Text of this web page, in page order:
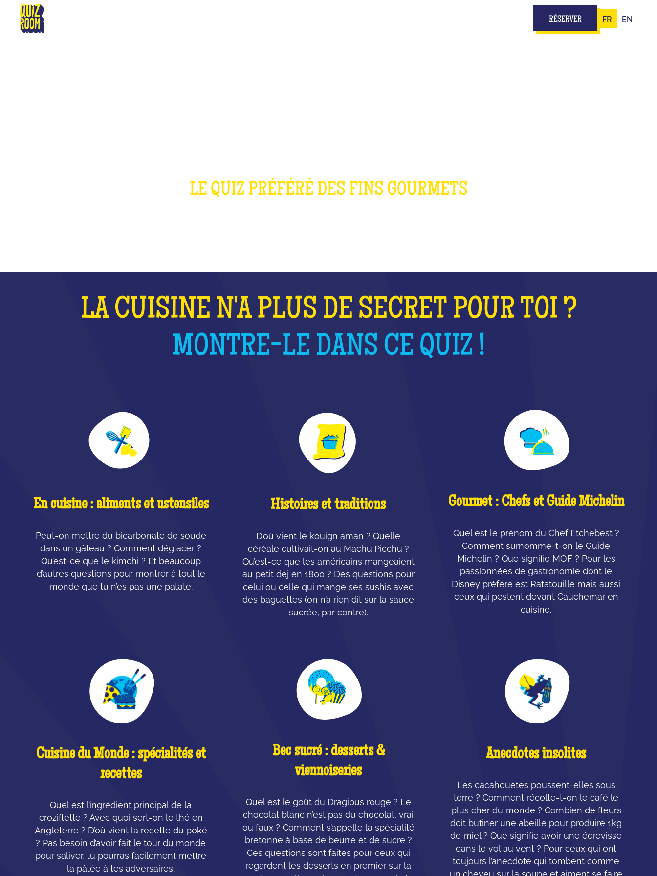
RÉSERVER FR EN
LE QUIZ PRÉFÉRÉ DES FINS GOURMETS
LA CUISINE N'A PLUS DE SECRET POUR TOI ?
MONTRE-LE DANS CE QUIZ !
En cuisine : aliments et ustensiles
Peut-on mettre du bicarbonate de soude
dans un gâteau ? Comment déglacer ?
Qu’est-ce que le kimchi ? Et beaucoup
d’autres questions pour montrer à tout le
monde que tu n’es pas une patate.
Histoires et traditions
D’où vient le kouign aman ? Quelle
céréale cultivait-on au Machu Picchu ?
Qu’est-ce que les américains mangeaient
au petit dej en 1800 ? Des questions pour
celui ou celle qui mange ses sushis avec
des baguettes (on n’a rien dit sur la sauce
sucrée, par contre).
Gourmet : Chefs et Guide Michelin
Quel est le prénom du Chef Etchebest ?
Comment surnomme-t-on le Guide
Michelin ? Que signifie MOF ? Pour les
passionnées de gastronomie dont le
Disney préféré est Ratatouille mais aussi
ceux qui pestent devant Cauchemar en
cuisine.
Cuisine du Monde : spécialités et
recettes
Quel est l’ingrédient principal de la
croziflette ? Avec quoi sert-on le thé en
Angleterre ? D’où vient la recette du poké
? Pas besoin d’avoir fait le tour du monde
pour saliver, tu pourras facilement mettre
la pâtée à tes adversaires.
Bec sucré : desserts &
viennoiseries
Quel est le goût du Dragibus rouge ? Le
chocolat blanc n’est pas du chocolat, vrai
ou faux ? Comment s’appelle la spécialité
bretonne à base de beurre et de sucre ?
Ces questions sont faites pour ceux qui
regardent les desserts en premier sur la
Anecdotes insolites
Les cacahouètes poussent-elles sous
terre ? Comment récolte-t-on le café le
plus cher du monde ? Combien de fleurs
doit butiner une abeille pour produire 1kg
de miel ? Que signifie avoir une écrevisse
dans le vol au vent ? Pour ceux qui ont
toujours l’anecdote qui tombent comme